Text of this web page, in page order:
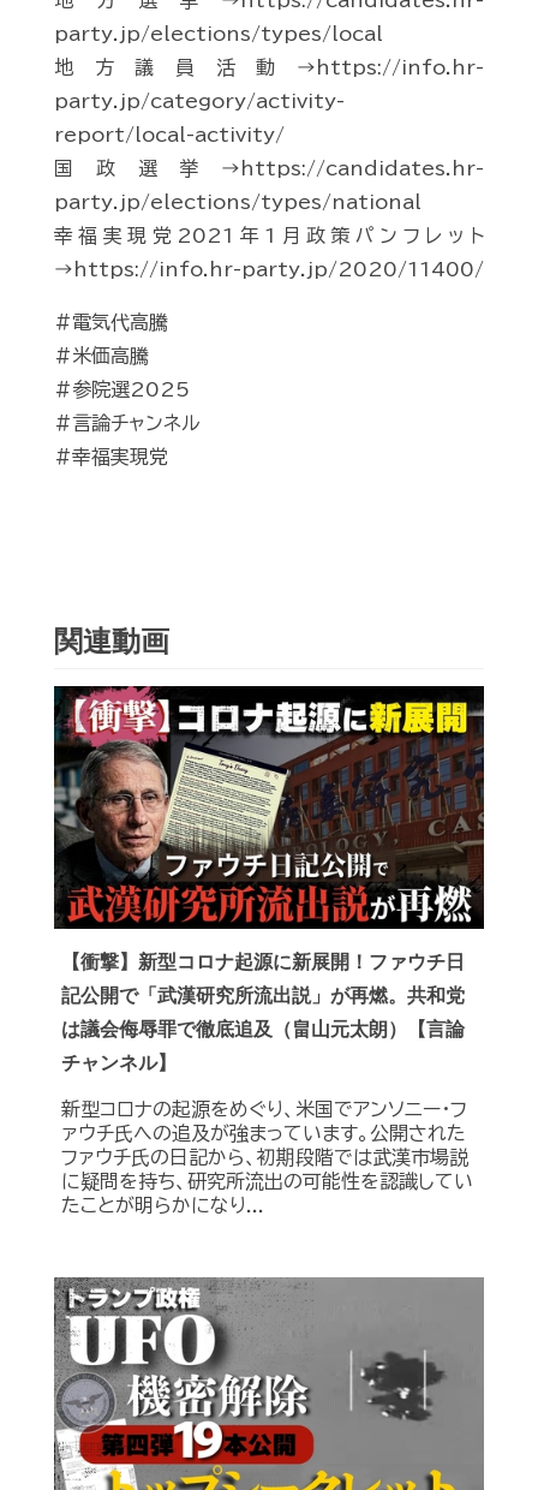
party.jp/elections/types/local
地方議員活動→https://info.hr-
party.jp/category/activity-
report/local-activity/
国政選挙→https://candidates.hr-
party.jp/elections/types/national
幸福実現党2021年1月政策パンフレット
→https://info.hr-party.jp/2020/11400/
#電気代高騰
#米価高騰
#参院選2025
#言論チャンネル
#幸福実現党
関連動画
【衝撃】新型コロナ起源に新展開！ファウチ日
記公開で「武漢研究所流出説」が再燃。共和党
は議会侮辱罪で徹底追及（畠山元太朗）【言論
チャンネル】
新型コロナの起源をめぐり、米国でアンソニー・フ
ァウチ氏への追及が強まっています。公開された
ファウチ氏の日記から、初期段階では武漢市場説
に疑問を持ち、研究所流出の可能性を認識してい
たことが明らかになり...